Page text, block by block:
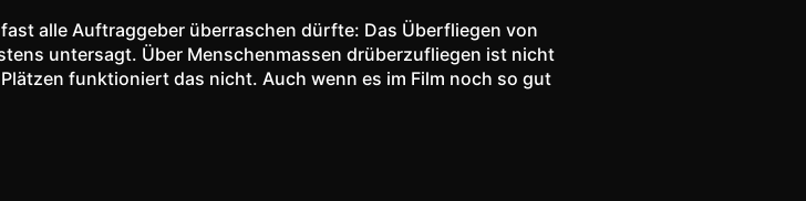
alle Auftraggeber überraschen dürfte: Das Überfliegen von
untersagt. Über Menschenmassen drüberzufliegen ist nicht
funktioniert das nicht. Auch wenn es im Film noch so gut